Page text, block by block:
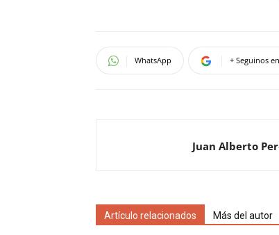
WhatsApp + Seguinos
Juan Alberto
Artículo relacionados Más del autor